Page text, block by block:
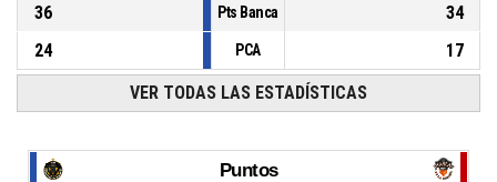
36
Pts Banca
34
24
PCA 17
VER TODAS LAS ESTADÍSTICAS
Puntos